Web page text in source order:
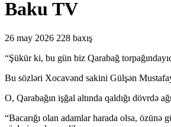
Baku TV
26 may 2026 228 baxış
“Şükür ki, bu gün biz Qarabağ
Bu sözləri Xocavənd sakini Gülşən
O, Qarabağın işğal altında qaldığı dövrdə
“Bacarığı olan adamlar harada olsa,